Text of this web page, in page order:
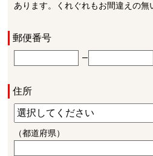
あります。くれぐれもお間違えの無
郵便番号
―
住所
（都道府県）